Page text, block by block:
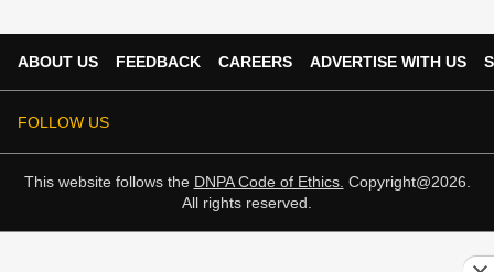
ABOUT US FEEDBACK CAREERS ADVERTISE WITH US
FOLLOW US
This website follows the DNPA Code of Ethics. Copyright@2026.
All rights reserved.